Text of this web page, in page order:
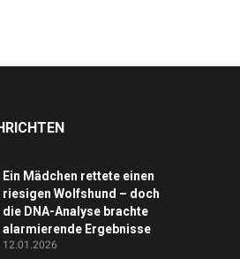
Ein Mädchen rettete einen
riesigen Wolfshund – doch
die DNA-Analyse brachte
alarmierende Ergebnisse
12.01.2026